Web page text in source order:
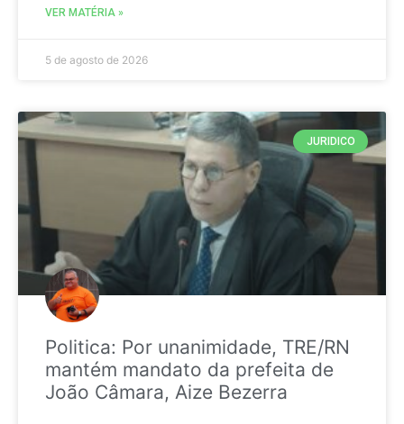
VER MATÉRIA »
5 de agosto de 2026
JURIDICO
Politica: Por unanimidade, TRE/RN
mantém mandato da prefeita de
João Câmara, Aize Bezerra